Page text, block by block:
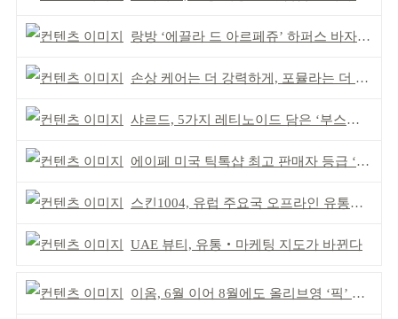
랑방 ‘에끌라 드 아르페쥬’ 하퍼스 바자 화보 공개
손상 케어는 더 강력하게, 포뮬라는 더 산뜻하게!
샤르드, 5가지 레티노이드 담은 ‘부스팅 세럼’ 출시
에이페 미국 틱톡샵 최고 판매자 등급 ‘Tier 5’ 달성
스킨1004, 유럽 주요국 오프라인 유통망 확대
UAE 뷰티, 유통‧마케팅 지도가 바뀐다
이옴, 6월 이어 8월에도 올리브영 ‘픽’ 선정